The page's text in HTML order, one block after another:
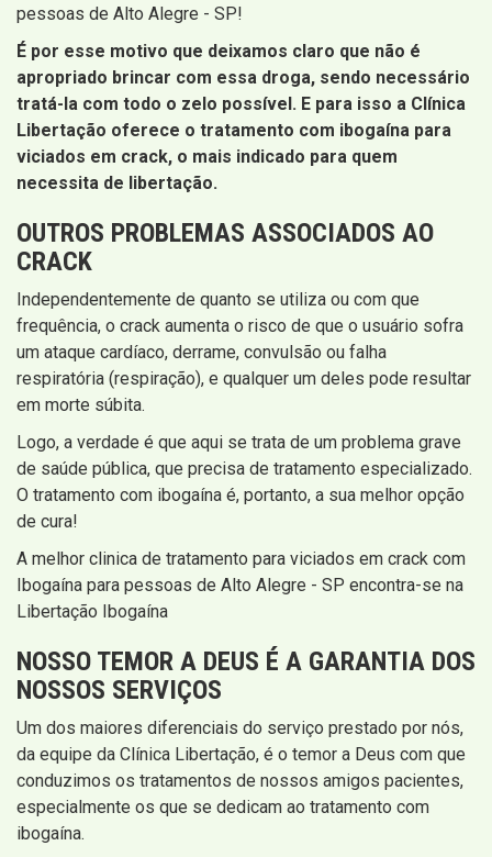
pessoas de Alto Alegre - SP!
É por esse motivo que deixamos claro que não é
apropriado brincar com essa droga, sendo necessário
tratá-la com todo o zelo possível. E para isso a Clínica
Libertação oferece o tratamento com ibogaína para
viciados em crack, o mais indicado para quem
necessita de libertação.
OUTROS PROBLEMAS ASSOCIADOS AO
CRACK
Independentemente de quanto se utiliza ou com que
frequência, o crack aumenta o risco de que o usuário sofra
um ataque cardíaco, derrame, convulsão ou falha
respiratória (respiração), e qualquer um deles pode resultar
em morte súbita.
Logo, a verdade é que aqui se trata de um problema grave
de saúde pública, que precisa de tratamento especializado.
O tratamento com ibogaína é, portanto, a sua melhor opção
de cura!
A melhor clinica de tratamento para viciados em crack com
Ibogaína para pessoas de Alto Alegre - SP encontra-se na
Libertação Ibogaína
NOSSO TEMOR A DEUS É A GARANTIA DOS
NOSSOS SERVIÇOS
Um dos maiores diferenciais do serviço prestado por nós,
da equipe da Clínica Libertação, é o temor a Deus com que
conduzimos os tratamentos de nossos amigos pacientes,
especialmente os que se dedicam ao tratamento com
ibogaína.